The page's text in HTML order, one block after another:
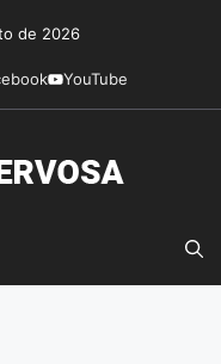
de 2026
YouTube